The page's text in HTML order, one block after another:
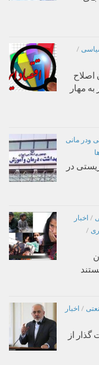
/
اصلاح
مهار
ودر مانی
در
/ اخبار
/
/ اخبار
از